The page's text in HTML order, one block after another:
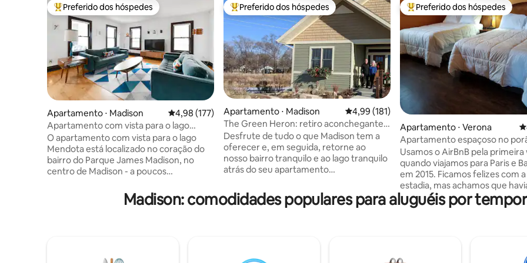
Entre os melhores preferidos dos hóspedes
Preferido dos hóspedes
Apartamento ⋅ Madison 4,98 de uma avaliação média de 5, 177 avaliações
4,98 (177)
Apartamento com vista para o lago
Mendota
O apartamento com vista para o lago
Mendota está localizado no coração do
bairro do Parque James Madison, no
centro de Madison - a poucos
Capitólio do Estado de Wisconsin.
Desfrute de vistas panorâmicas do
em todo o apartamento. Licença da
Entre os melhores preferidos dos hóspedes
Preferido dos hóspedes
Apartamento ⋅ Madison 4,99 de uma avaliação média de 5, 181
4,99 (181)
The Green Heron: retiro aconchegante
para amantes da natureza
Desfrute de tudo o que Madison tem a
oferecer e, em seguida, retorne ao
nosso bairro tranquilo e ao lago tranquilo
atrás do seu apartamento
quartos, no andar inferior, com entrada
privativa, cozinha retrô, banheira
ficam a apenas seis quilômetros de
Entre os melhores preferidos
Preferido dos hóspedes
Apartamento ⋅ Verona
Apartamento espaçoso no
de Epic e Madison
Usamos o AirBnB pela primeira
quando viajamos para Paris e
em 2015. Ficamos felizes com a nossa
estadia, mas achamos que
para melhorias. Quando compramos
nossa casa em Verona, vimos
simples: o que gostaríamos de
Madison: comodidades populares para aluguéis por